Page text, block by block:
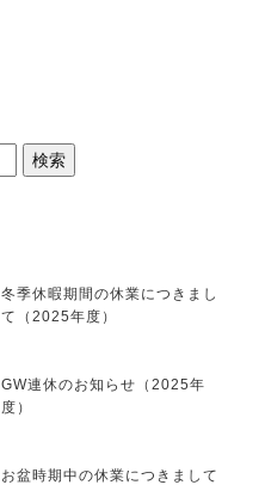
冬季休暇期間の休業につきまし
て（2025年度）
GW連休のお知らせ（2025年
度）
お盆時期中の休業につきまして